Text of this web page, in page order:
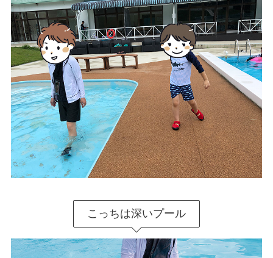
こっちは深いプール